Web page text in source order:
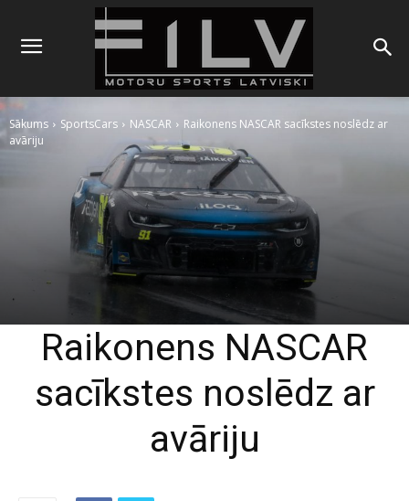
Sākums SportsCars NASCAR
Raikonens NASCAR sacīkstes noslēdz ar
avāriju
Raikonens NASCAR
sacīkstes noslēdz ar
avāriju